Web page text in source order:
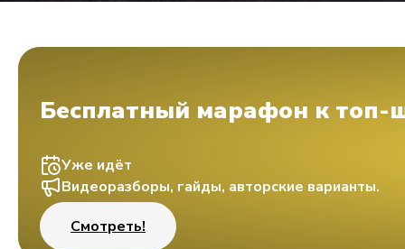
Бесплатный марафон к топ-
Уже идёт
Видеоразборы, гайды, авторские варианты.
Смотреть!